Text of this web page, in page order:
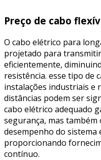
Preço de cabo
O cabo elétrico para
projetado para
eficientemente,
resistência. esse tipo de
instalações industriais e
distâncias podem ser
cabo elétrico adequado
segurança, mas também
desempenho do sistema
proporcionando
contínuo.